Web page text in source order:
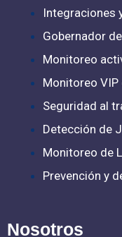
Integraciones
Gobernador
Monitoreo
Monitoreo VIP
Seguridad al
Detección de
Monitoreo de
Prevención y
Nosotros